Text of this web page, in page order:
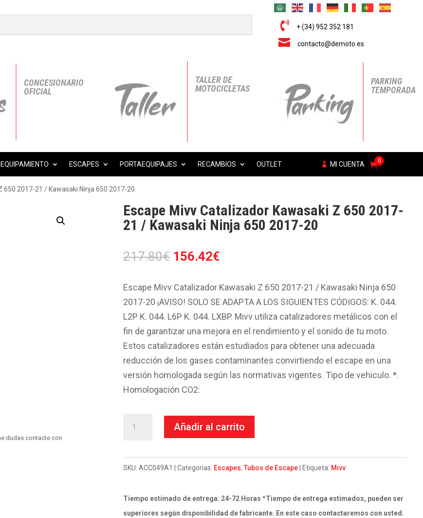
 + (34) 952 352 181
 contacto@demoto.es
CONCESIONARIO
OFICIAL
TALLER DE
MOTOCICLETAS
PARKING
TEMPORADA
EQUIPAMIENTO ESCAPES PORTAEQUIPAJES RECAMBIOS OUTLET MI CUENTA 0
650 2017-21 / Kawasaki Ninja 650 2017-20
dudas contacte con
Escape Mivv Catalizador Kawasaki Z 650 2017-
21 / Kawasaki Ninja 650 2017-20
217.80€ El
original
era:
217.80€.
156.42€
actual
es:
156.42€.
Escape Mivv Catalizador Kawasaki Z 650 2017-21 / Kawasaki Ninja 650
2017-20 ¡AVISO! SOLO SE ADAPTA A LOS SIGUIENTES CÓDIGOS: K. 044.
L2P K. 044. L6P K. 044. LXBP. Mivv utiliza catalizadores metálicos con el
fin de garantizar una mejora en el rendimiento y el sonido de tu moto.
Estos catalizadores están estudiados para obtener una adecuada
reducción de los gases contaminantes convirtiendo el escape en una
versión homologada según las normativas vigentes. Tipo de vehiculo. *.
Homologación CO2:
Kawasaki
650
2017-
Añadir al carrito
SKU:ACC049A1 Categorías: Escapes,Tubos de Escape Etiqueta: Mivv
Tiempo estimado de entrega: 24-72 Horas *Tiempo de entrega estimados, pueden ser
superiores según disponibilidad de fabricante. En este caso contactaremos con usted.